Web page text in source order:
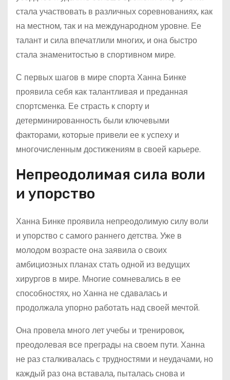
стала участвовать в различных соревнованиях, как
на местном, так и на международном уровне. Ее
талант и сила впечатлили многих, и она быстро
стала знаменитостью в спортивном мире.
С первых шагов в мире спорта Ханна Бинке
проявила себя как талантливая и преданная
спортсменка. Ее страсть к спорту и
детерминированность были ключевыми
факторами, которые привели ее к успеху и
многочисленным достижениям в своей карьере.
Непреодолимая сила воли
и упорство
Ханна Бинке проявила непреодолимую силу воли
и упорство с самого раннего детства. Уже в
молодом возрасте она заявила о своих
амбициозных планах стать одной из ведущих
хирургов в мире. Многие сомневались в ее
способностях, но Ханна не сдавалась и
продолжала упорно работать над своей мечтой.
Она провела много лет учебы и тренировок,
преодолевая все преграды на своем пути. Ханна
не раз сталкивалась с трудностями и неудачами, но
каждый раз она вставала, пыталась снова и